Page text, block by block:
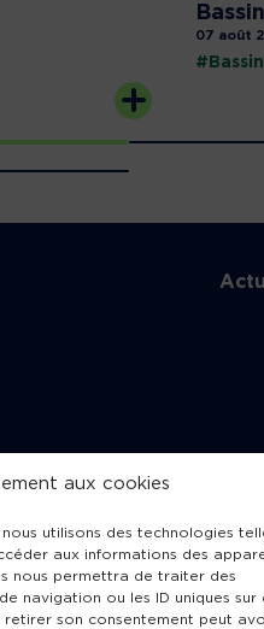
aux cookies
utilisons des technologies
aux informations des
nous permettra de traiter des
navigation ou les ID uniques sur
son consentement peut
07 août